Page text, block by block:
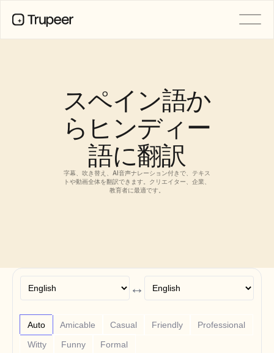
スペイン語か
らヒンディー
語に翻訳
字幕、吹き替え、AI音声ナレーション付きで、テキス
トや動画全体を翻訳できます。クリエイター、企業、
教育者に最適です。
↔
Auto Amicable Casual Friendly
Professional
Witty
Funny Formal
ナレッジベース
ブランドキット
Free Tools
よくある質問
Announcement
Partner Program
ユースケース
変更管理
セールスイネーブルメント